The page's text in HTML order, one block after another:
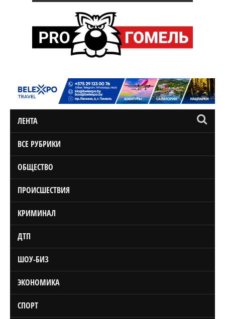
ЛЕНТА
ВСЕ РУБРИКИ
ОБЩЕСТВО
ПРОИСШЕСТВИЯ
КРИМИНАЛ
ДТП
ШОУ-БИЗ
ЭКОНОМИКА
СПОРТ